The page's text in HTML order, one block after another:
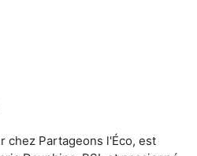
chez Partageons l'Éco, est